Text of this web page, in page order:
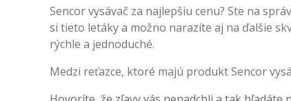
Sencor vysávač za najlepšiu cenu? Ste na
si tieto letáky a možno narazíte aj na ďalšie
rýchle a jednoduché.
Medzi reťazce, ktoré majú produkt Sencor